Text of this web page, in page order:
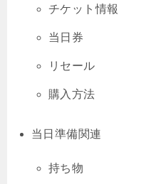
チケット情報
当日券
リセール
購入方法
当日準備関連
持ち物